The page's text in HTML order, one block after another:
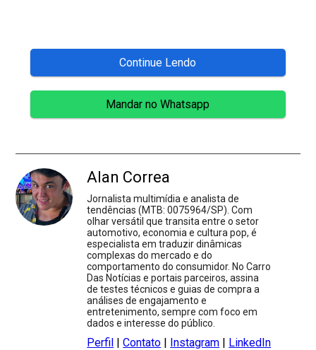
Continue Lendo
Mandar no Whatsapp
Alan Correa
Jornalista multimídia e analista de
tendências (MTB: 0075964/SP). Com
olhar versátil que transita entre o setor
automotivo, economia e cultura pop, é
especialista em traduzir dinâmicas
complexas do mercado e do
comportamento do consumidor. No Carro
Das Notícias e portais parceiros, assina
de testes técnicos e guias de compra a
análises de engajamento e
entretenimento, sempre com foco em
dados e interesse do público.
Perfil |Contato | Instagram | LinkedIn